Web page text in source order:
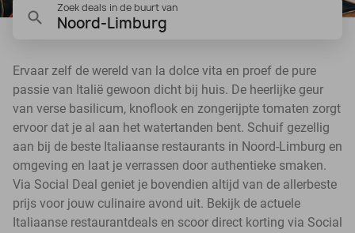
Zoek deals in de buurt van
Noord-Limburg
Ervaar zelf de wereld van la dolce vita en proef de pure
passie van Italië gewoon dicht bij huis. De heerlijke geur
van verse basilicum, knoflook en zongerijpte tomaten zorgt
ervoor dat je al aan het watertanden bent. Schuif gezellig
aan bij de beste Italiaanse restaurants in Noord-Limburg en
omgeving en laat je verrassen door authentieke smaken.
Via Social Deal geniet je bovendien altijd van de allerbeste
prijs voor jouw culinaire avond uit. Bekijk de actuele
Italiaanse restaurantdeals en scoor direct korting via Social